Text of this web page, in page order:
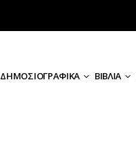
ΔΗΜΟΣΙΟΓΡΑΦΙΚΑ ΒΙΒΛΙΑ